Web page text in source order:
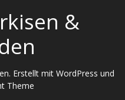
&
Erstellt mit WordPress und
Theme